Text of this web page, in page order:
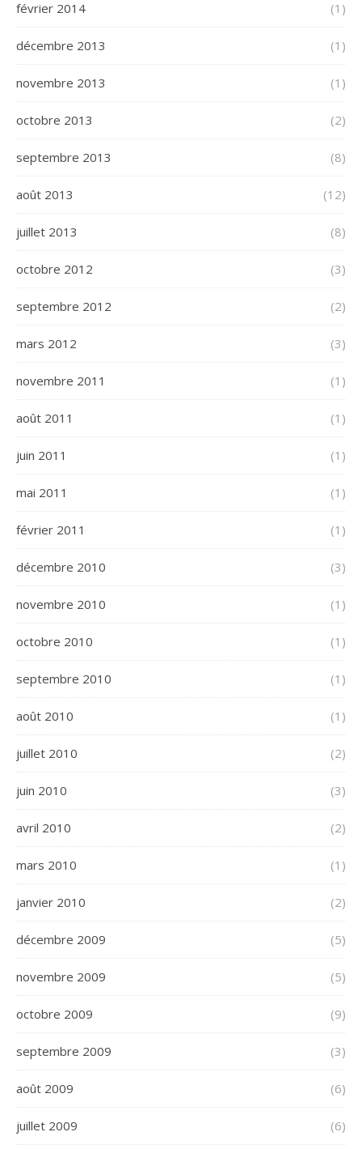
février 2014 (1)
décembre 2013 (1)
novembre 2013 (1)
octobre 2013 (2)
septembre 2013 (8)
août 2013 (12)
juillet 2013 (8)
octobre 2012 (3)
septembre 2012 (2)
mars 2012 (3)
novembre 2011 (1)
août 2011 (1)
juin 2011 (1)
mai 2011 (1)
février 2011 (1)
décembre 2010 (3)
novembre 2010 (1)
octobre 2010 (1)
septembre 2010 (1)
août 2010 (1)
juillet 2010 (2)
juin 2010 (3)
avril 2010 (2)
mars 2010 (1)
janvier 2010 (2)
décembre 2009 (5)
novembre 2009 (5)
octobre 2009 (9)
septembre 2009 (3)
août 2009 (6)
juillet 2009 (6)